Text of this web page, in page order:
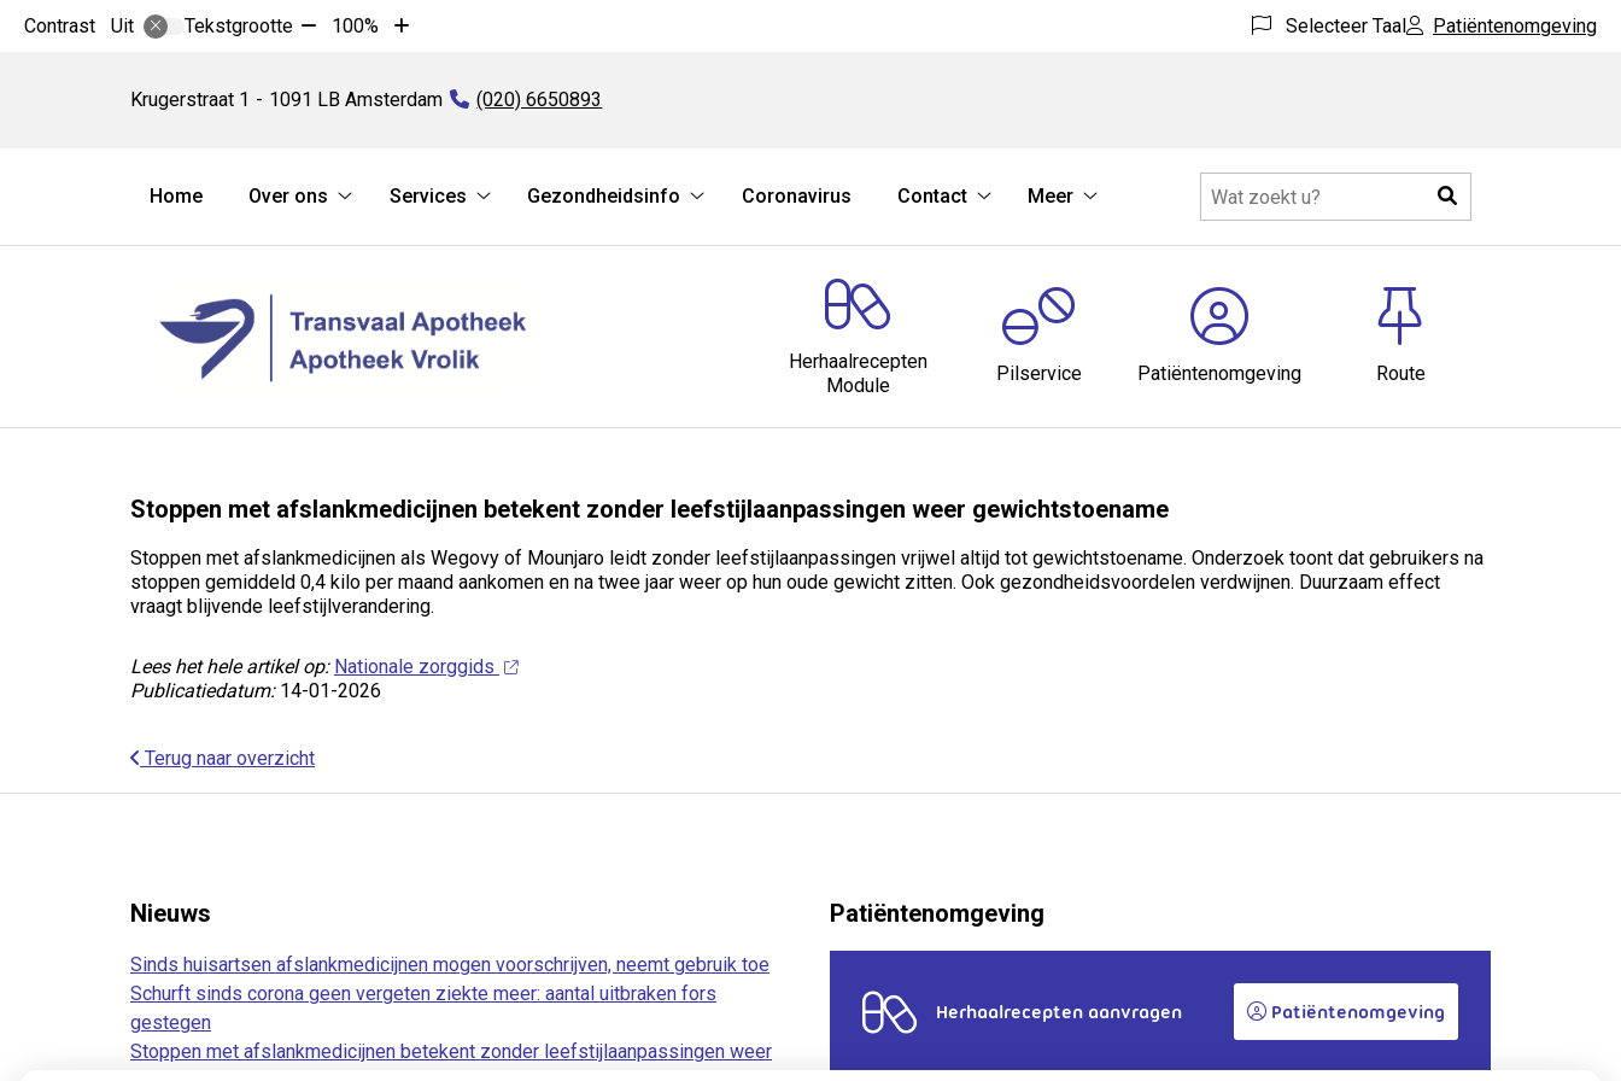
Contrast Uit Tekstgrootte Tekst
10%
100%
Tekst
10%
Selecteer Taal Patiëntenomgeving
Krugerstraat 1 1091 LB Amsterdam Tel:
(020) 6650893
Hoofdmenu
Home
Over ons
ons
Services
submenu
Gezondheidsinfo
submenu
Coronavirus
Contact
submenu
Meer
submenu
Zoeken
Herhaalrecepten
Module
Pilservice Patiëntenomgeving Route
Stoppen met afslankmedicijnen betekent zonder leefstijlaanpassingen weer gewichtstoename
Stoppen met afslankmedicijnen als Wegovy of Mounjaro leidt zonder leefstijlaanpassingen vrijwel altijd tot gewichtstoename. Onderzoek toont dat gebruikers na
stoppen gemiddeld 0,4 kilo per maand aankomen en na twee jaar weer op hun oude gewicht zitten. Ook gezondheidsvoordelen verdwijnen. Duurzaam effect
vraagt blijvende leefstijlverandering.
Lees het hele artikel op: Nationale zorggids
Publicatiedatum: 14-01-2026
Terug naar overzicht
Nieuws
Sinds huisartsen afslankmedicijnen mogen voorschrijven, neemt gebruik toe
Schurft sinds corona geen vergeten ziekte meer: aantal uitbraken fors
gestegen
Stoppen met afslankmedicijnen betekent zonder leefstijlaanpassingen weer
Patiëntenomgeving
Herhaalrecepten aanvragen Patiëntenomgeving